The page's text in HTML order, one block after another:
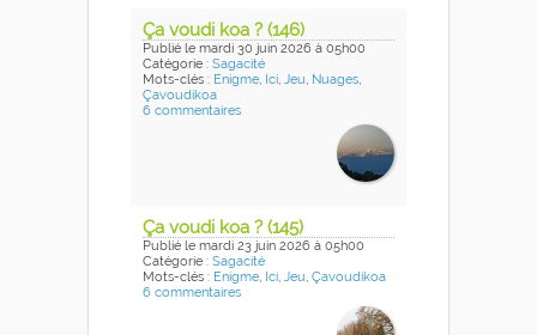
Ça voudi koa ? (146)
Publié le mardi 30 juin 2026 à 05h00
Catégorie : Sagacité
Mots-clés : Enigme, Ici, Jeu, Nuages,
Çavoudikoa
6 commentaires
Ça voudi koa ? (145)
Publié le mardi 23 juin 2026 à 05h00
Catégorie : Sagacité
Mots-clés : Enigme, Ici, Jeu, Çavoudikoa
6 commentaires